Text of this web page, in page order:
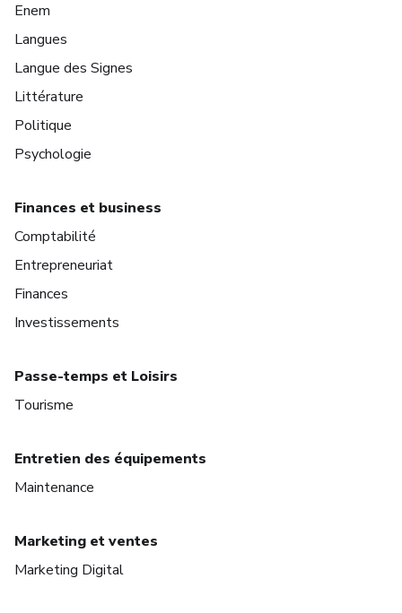
Enem
Langues
Langue des Signes
Littérature
Politique
Psychologie
Finances et business
Comptabilité
Entrepreneuriat
Finances
Investissements
Passe-temps et Loisirs
Tourisme
Entretien des équipements
Maintenance
Marketing et ventes
Marketing Digital